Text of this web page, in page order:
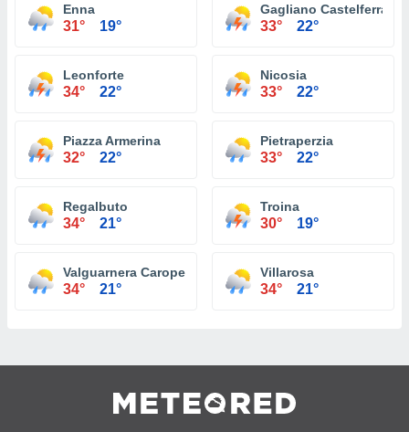
Enna
31° 19°
Gagliano Castelferrato
33° 22°
Leonforte
34° 22°
Nicosia
33° 22°
Piazza Armerina
32° 22°
Pietraperzia
33° 22°
Regalbuto
34° 21°
Troina
30° 19°
Valguarnera Caropepe
34° 21°
Villarosa
34° 21°